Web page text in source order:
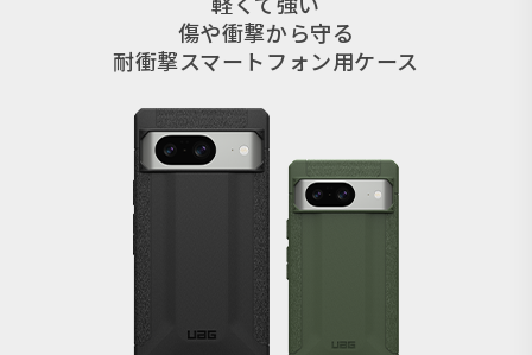
傷や衝撃から守る
耐衝撃スマートフォン用ケース